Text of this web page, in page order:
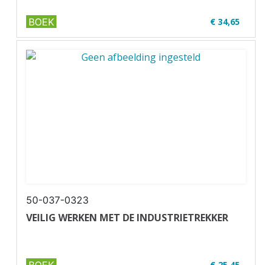
€ 34,65
✔ U30-1
✔ Full colour✔ Paperback
BOEK
50-037-0323
VEILIG WERKEN MET DE INDUSTRIETREKKER